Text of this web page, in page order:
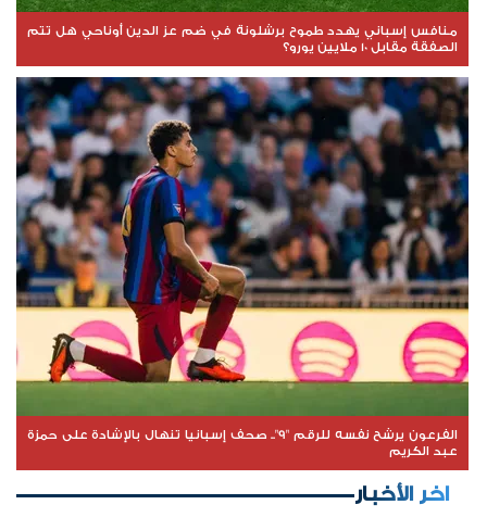
منافس إسباني يهدد طموح برشلونة في ضم عز الدين أوناحي هل تتم
الصفقة مقابل 10 ملايين يورو؟
الفرعون يرشح نفسه للرقم "9".. صحف إسبانيا تنهال بالإشادة على حمزة
عبد الكريم
اخر الأخبار